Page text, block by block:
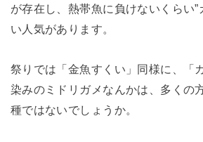
が存在し、熱帯魚に負けないくらい”
い人気があります。
祭りでは「金魚すくい」同様に、「
染みのミドリガメなんかは、多くの
種ではないでしょうか。